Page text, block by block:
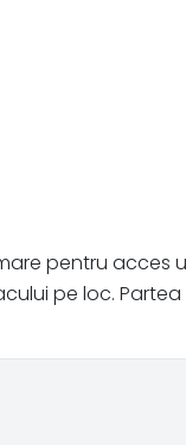
pentru acces
pe loc.